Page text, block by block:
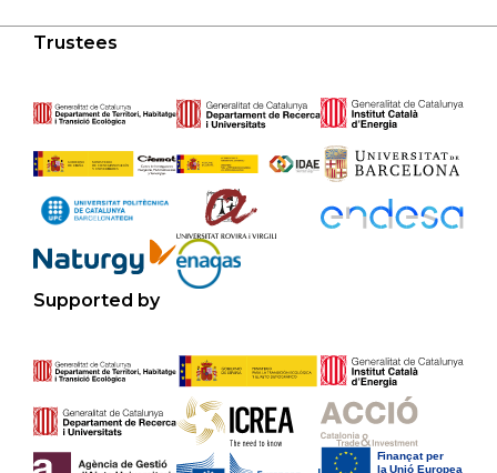
Trustees
Supported by